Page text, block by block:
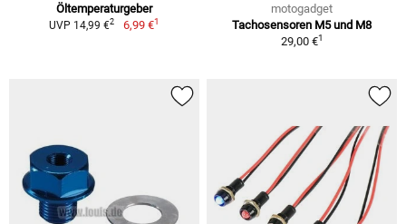
Öltemperaturgeber
UVP 14,99 €2 6,99 €1
motogadget
Tachosensoren M5 und M8
29,00 €1